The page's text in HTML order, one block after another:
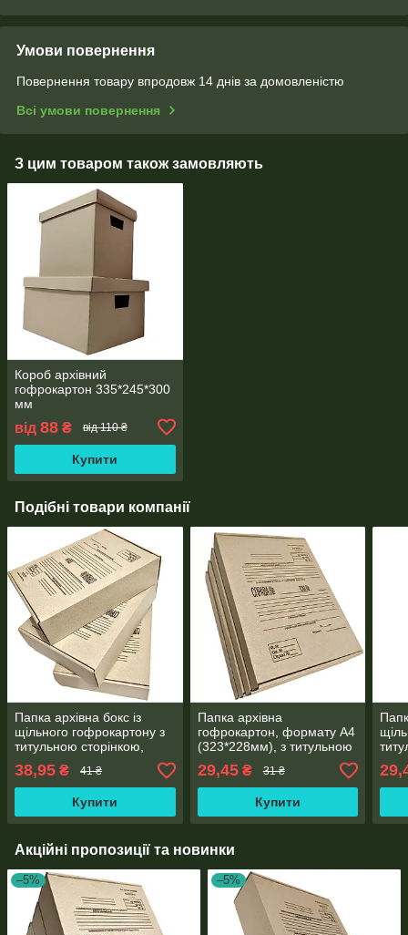
Умови повернення
Повернення товару впродовж 14 днів за домовленістю
Всі умови повернення
З цим товаром також замовляють
Короб архівний
гофрокартон 335*245*300
мм
від 88 ₴ від 110 ₴
Купити
Подібні товари компанії
Папка архівна бокс із
щільного гофрокартону з
титульною сторінкою,
формату А4 (323*228мм),
корінець 80 мм
38,95 ₴ 41 ₴
Купити
Папка архівна
гофрокартон, формату А4
(323*228мм), з титульною
сторінкою, висота корінця
40мм
29,45₴ 31 ₴
Купити
Акційні пропозиції та новинки
–5% –5%